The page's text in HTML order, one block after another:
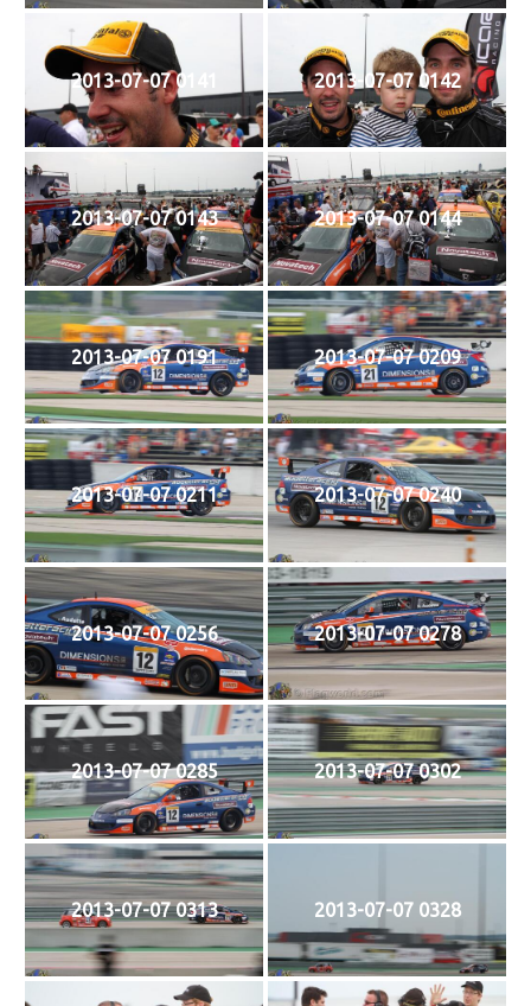
2013-07-07 0141 2013-07-07 0142
2013-07-07 0143 2013-07-07 0144
2013-07-07 0191 2013-07-07 0209
2013-07-07 0211 2013-07-07 0240
2013-07-07 0256 2013-07-07 0278
2013-07-07 0285 2013-07-07 0302
2013-07-07 0313 2013-07-07 0328